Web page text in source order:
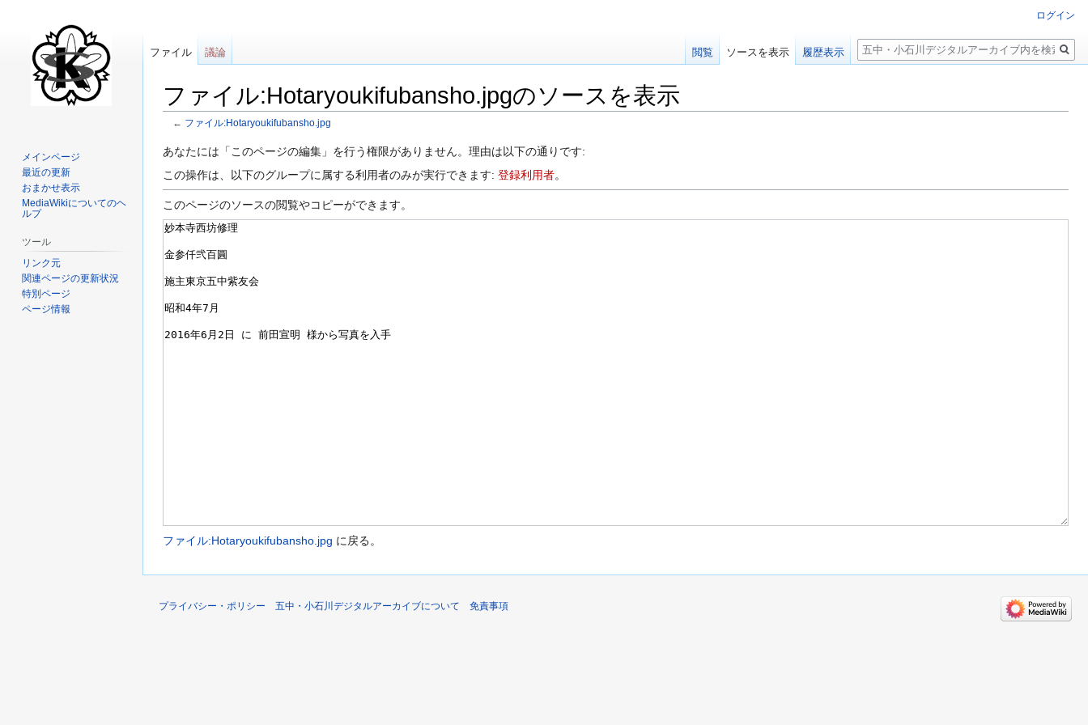
ファイル:Hotaryoukifubansho.jpgのソースを表示
← ファイル:Hotaryoukifubansho.jpg
ナ
ー
シ
ン
に
動
検
移
動
あなたには「このページの編集」を行う権限がありません。理由は以下の通りです:
この操作は、以下のグループに属する利用者のみが実行できます: 登録利用者。
このページのソースの閲覧やコピーができます。
ファイル:Hotaryoukifubansho.jpg に戻る。
ログイン
ファイル 議論 閲覧 ソースを表示 履歴表示
検
索
メインページ
最近の更新
おまかせ表示
MediaWikiについてのヘ
ルプ
ツール
リンク元
関連ページの更新状況
特別ページ
ページ情報
プライバシー・ポリシー 五中・小石川デジタルアーカイブについて 免責事項